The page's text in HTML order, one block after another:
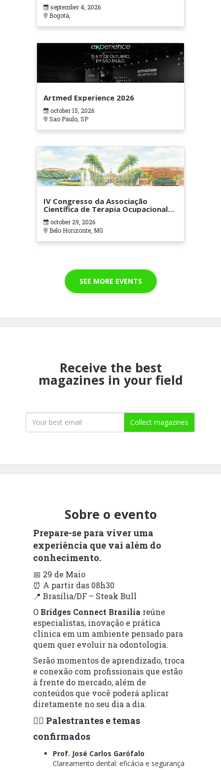
september 4, 2026
Bogotá,
Artmed Experience 2026
october 15, 2026
Sao Paulo, SP
IV Congresso da Associação
Científica de Terapia Ocupacional
em Contextos Hospitalares e
Cuidados Paliativos - ATOHOSP
october 29, 2026
Belo Horizonte, MG
SEE MORE EVENTS
Receive the best
magazines in your field
Collect magazines
Sobre o evento
Prepare-se para viver uma
experiência que vai além do
conhecimento.
📅 29 de Maio
⏰ A partir das 08h30
📍 Brasília/DF – Steak Bull
O Bridges Connect Brasília reúne
especialistas, inovação e prática
clínica em um ambiente pensado para
quem quer evoluir na odontologia.
Serão momentos de aprendizado, troca
e conexão com profissionais que estão
à frente do mercado, além de
conteúdos que você poderá aplicar
diretamente no seu dia a dia.
👨‍⚕️ Palestrantes e temas
confirmados
Prof. José Carlos Garófalo
Clareamento dental: eficácia e segurança